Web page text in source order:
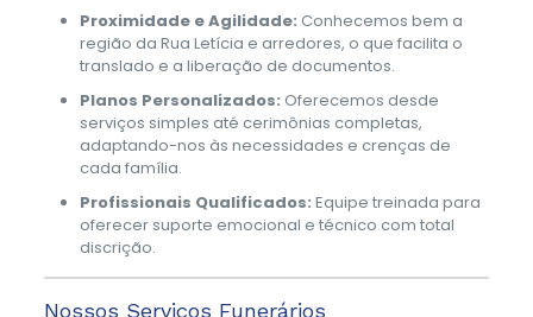
Proximidade e Agilidade: Conhecemos bem a
região da Rua Letícia e arredores, o que facilita o
translado e a liberação de documentos.
Planos Personalizados: Oferecemos desde
serviços simples até cerimônias completas,
adaptando-nos às necessidades e crenças de
cada família.
Profissionais Qualificados: Equipe treinada para
oferecer suporte emocional e técnico com total
discrição.
Nossos Serviços Funerários